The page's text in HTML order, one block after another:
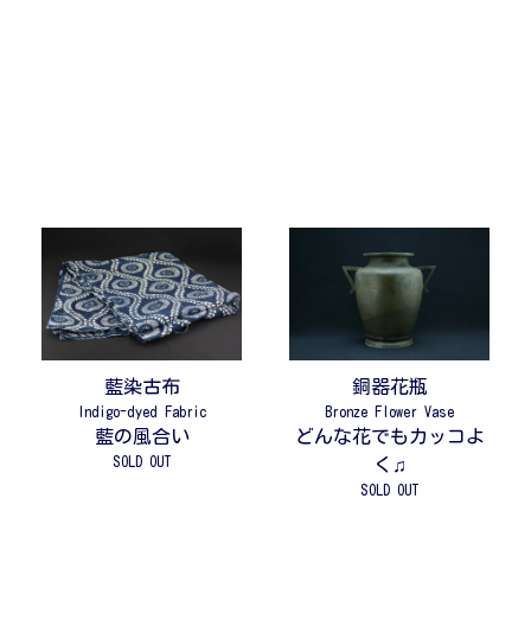
藍染古布
Indigo-dyed Fabric
藍の風合い
SOLD OUT
銅器花瓶
Bronze Flower Vase
どんな花でもカッコよ
く♫
SOLD OUT